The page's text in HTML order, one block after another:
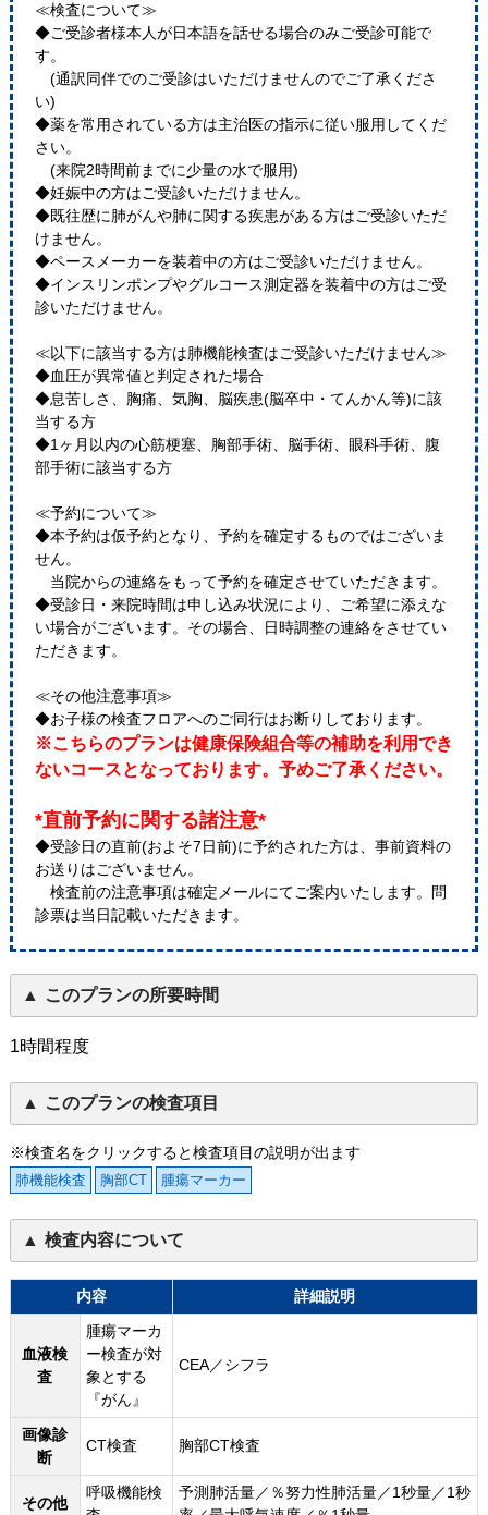
≪検査について≫
◆ご受診者様本人が日本語を話せる場合のみご受診可能で
す。
(通訳同伴でのご受診はいただけませんのでご了承くださ
い)
◆薬を常用されている方は主治医の指示に従い服用してくだ
さい。
(来院2時間前までに少量の水で服用)
◆妊娠中の方はご受診いただけません。
◆既往歴に肺がんや肺に関する疾患がある方はご受診いただ
けません。
◆ペースメーカーを装着中の方はご受診いただけません。
◆インスリンポンプやグルコース測定器を装着中の方はご受
診いただけません。
≪以下に該当する方は肺機能検査はご受診いただけません≫
◆血圧が異常値と判定された場合
◆息苦しさ、胸痛、気胸、脳疾患(脳卒中・てんかん等)に該
当する方
◆1ヶ月以内の心筋梗塞、胸部手術、脳手術、眼科手術、腹
部手術に該当する方
≪予約について≫
◆本予約は仮予約となり、予約を確定するものではございま
せん。
当院からの連絡をもって予約を確定させていただきます。
◆受診日・来院時間は申し込み状況により、ご希望に添えな
い場合がございます。その場合、日時調整の連絡をさせてい
ただきます。
≪その他注意事項≫
◆お子様の検査フロアへのご同行はお断りしております。
※こちらのプランは健康保険組合等の補助を利用でき
ないコースとなっております。予めご了承ください。
*直前予約に関する諸注意*
◆受診日の直前(およそ7日前)に予約された方は、事前資料の
お送りはございません。
検査前の注意事項は確定メールにてご案内いたします。問
診票は当日記載いただきます。
このプランの所要時間
1時間程度
このプランの検査項目
※検査名をクリックすると検査項目の説明が出ます
肺機能検査 胸部CT 腫瘍マーカー
検査内容について
内容 詳細説明
血液検
査
腫瘍マーカ
ー検査が対
象とする
『がん』
CEA／シフラ
画像診
断
CT検査 胸部CT検査
その他
呼吸機能検
予測肺活量／％努力性肺活量／1秒量／1秒